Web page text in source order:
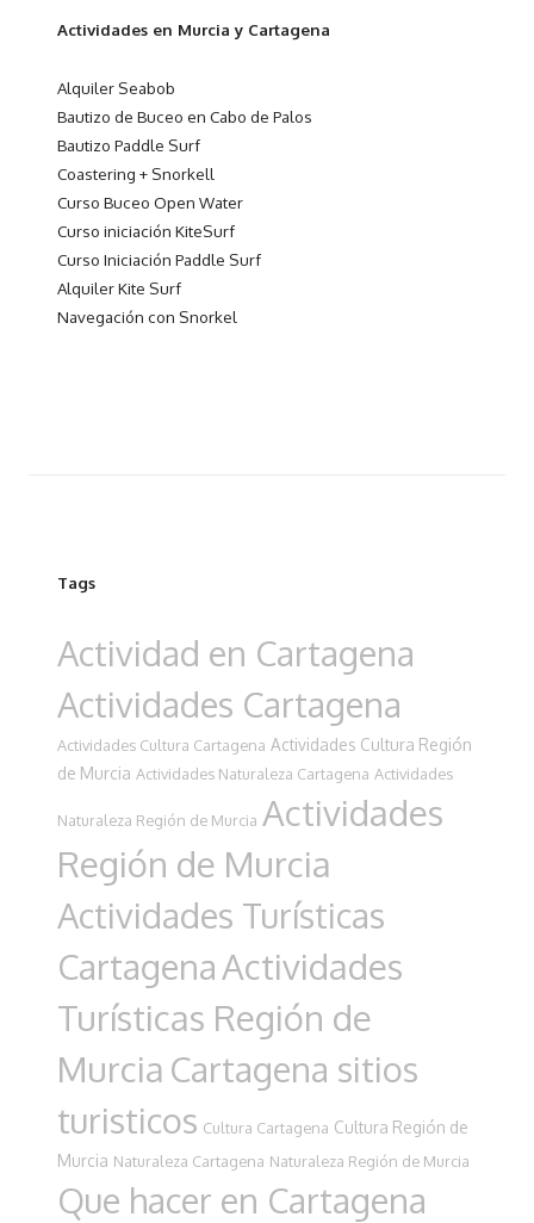
Actividades en Murcia y Cartagena
Alquiler Seabob
Bautizo de Buceo en Cabo de Palos
Bautizo Paddle Surf
Coastering + Snorkell
Curso Buceo Open Water
Curso iniciación KiteSurf
Curso Iniciación Paddle Surf
Alquiler Kite Surf
Navegación con Snorkel
Tags
Actividad en Cartagena
Actividades Cartagena
Actividades Cultura Cartagena Actividades Cultura Región
de Murcia Actividades Naturaleza Cartagena Actividades
Naturaleza Región de Murcia Actividades
Región de Murcia
Actividades Turísticas
CartagenaActividades
Turísticas Región de
Murcia Cartagena sitios
turisticos Cultura Cartagena Cultura Región de
Murcia Naturaleza Cartagena Naturaleza Región de Murcia
Que hacer en Cartagena